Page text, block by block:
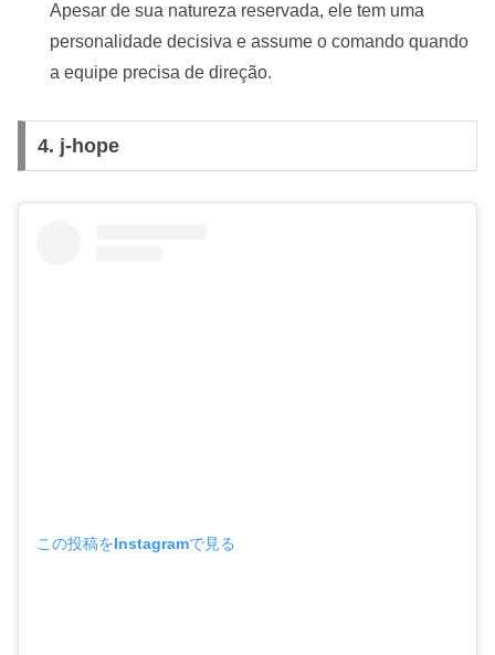
Apesar de sua natureza reservada, ele tem uma
personalidade decisiva e assume o comando quando
a equipe precisa de direção.
4. j-hope
この投稿をInstagramで見る